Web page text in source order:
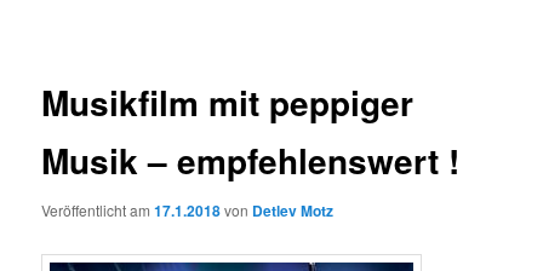
Musikfilm mit peppiger
Musik – empfehlenswert !
Veröffentlicht am17.1.2018von Detlev Motz